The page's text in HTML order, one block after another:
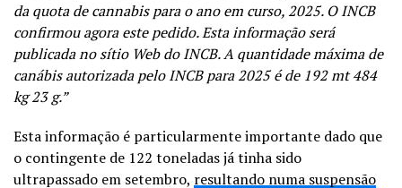
da quota de cannabis para o ano em curso, 2025. O INCB
confirmou agora este pedido. Esta informação será
publicada no sítio Web do INCB.A quantidade máxima de
canábis autorizada pelo INCB para 2025 é de 192 mt 484
kg 23 g.”
Esta informação é particularmente importante dado que
o contingente de 122 toneladas já tinha sido
ultrapassado em setembro, resultando numa suspensão